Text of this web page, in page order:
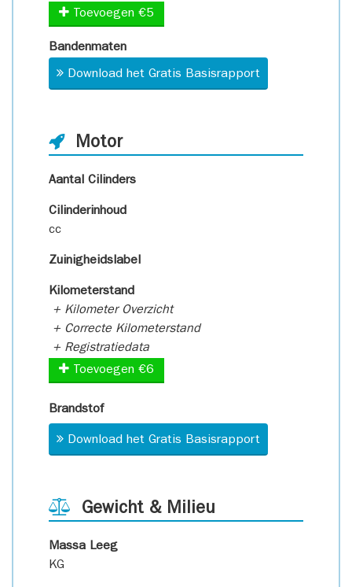
Toevoegen €5
Bandenmaten
Download het Gratis Basisrapport
Motor
Aantal Cilinders
Cilinderinhoud
cc
Zuinigheidslabel
Kilometerstand
+ Kilometer Overzicht
+ Correcte Kilometerstand
+ Registratiedata
Toevoegen €6
Brandstof
Download het Gratis Basisrapport
Gewicht & Milieu
Massa Leeg
KG